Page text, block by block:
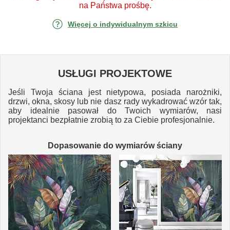
na Państwa prośbę.
Więcej o indywidualnym szkicu
USŁUGI PROJEKTOWE
Jeśli Twoja ściana jest nietypowa, posiada narożniki,
drzwi, okna, skosy lub nie dasz rady wykadrować wzór tak,
aby idealnie pasował do Twoich wymiarów, nasi
projektanci bezpłatnie zrobią to za Ciebie profesjonalnie.
Dopasowanie do wymiarów ściany